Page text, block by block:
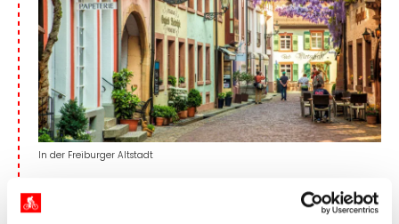
Am Fuße des Schwarzwaldes radeln Sie nach
Freiburg, der südlichsten Großstadt
In der Freiburger Altstadt